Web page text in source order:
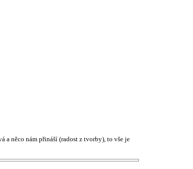
a něco nám přináší (radost z tvorby), to vše je